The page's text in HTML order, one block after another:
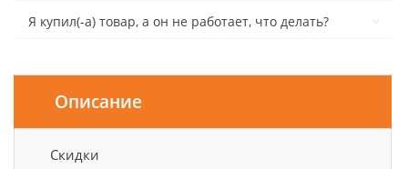
Я купил(-а) товар, а он не работает, что делать?
Описание
Скидки